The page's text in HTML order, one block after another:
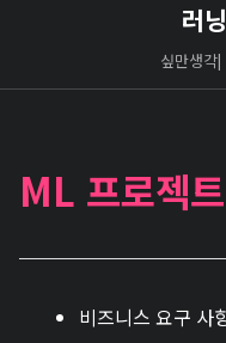
러
싶만생각|
ML 프로젝
비즈니스 요구 사